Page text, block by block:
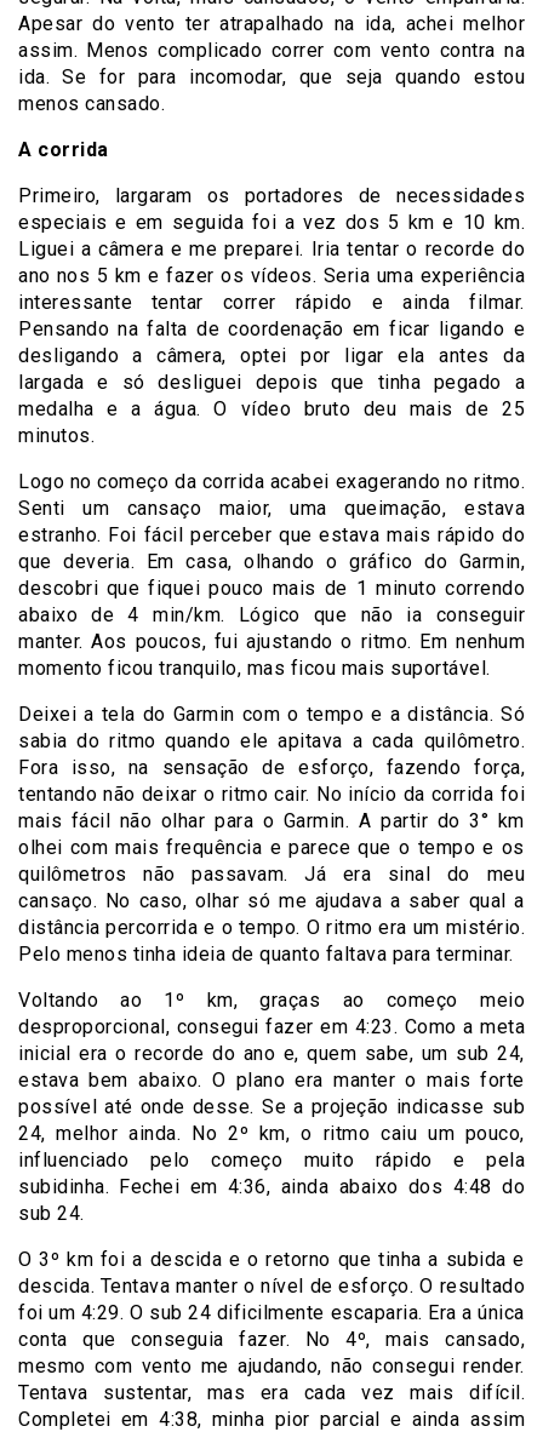
Apesar do vento ter atrapalhado na ida, achei melhor
assim. Menos complicado correr com vento contra na
ida. Se for para incomodar, que seja quando estou
menos cansado.
A corrida
Primeiro, largaram os portadores de necessidades
especiais e em seguida foi a vez dos 5 km e 10 km.
Liguei a câmera e me preparei. Iria tentar o recorde do
ano nos 5 km e fazer os vídeos. Seria uma experiência
interessante tentar correr rápido e ainda filmar.
Pensando na falta de coordenação em ficar ligando e
desligando a câmera, optei por ligar ela antes da
largada e só desliguei depois que tinha pegado a
medalha e a água. O vídeo bruto deu mais de 25
minutos.
Logo no começo da corrida acabei exagerando no ritmo.
Senti um cansaço maior, uma queimação, estava
estranho. Foi fácil perceber que estava mais rápido do
que deveria. Em casa, olhando o gráfico do Garmin,
descobri que fiquei pouco mais de 1 minuto correndo
abaixo de 4 min/km. Lógico que não ia conseguir
manter. Aos poucos, fui ajustando o ritmo. Em nenhum
momento ficou tranquilo, mas ficou mais suportável.
Deixei a tela do Garmin com o tempo e a distância. Só
sabia do ritmo quando ele apitava a cada quilômetro.
Fora isso, na sensação de esforço, fazendo força,
tentando não deixar o ritmo cair. No início da corrida foi
mais fácil não olhar para o Garmin. A partir do 3° km
olhei com mais frequência e parece que o tempo e os
quilômetros não passavam. Já era sinal do meu
cansaço. No caso, olhar só me ajudava a saber qual a
distância percorrida e o tempo. O ritmo era um mistério.
Pelo menos tinha ideia de quanto faltava para terminar.
Voltando ao 1º km, graças ao começo meio
desproporcional, consegui fazer em 4:23. Como a meta
inicial era o recorde do ano e, quem sabe, um sub 24,
estava bem abaixo. O plano era manter o mais forte
possível até onde desse. Se a projeção indicasse sub
24, melhor ainda. No 2º km, o ritmo caiu um pouco,
influenciado pelo começo muito rápido e pela
subidinha. Fechei em 4:36, ainda abaixo dos 4:48 do
sub 24.
O 3º km foi a descida e o retorno que tinha a subida e
descida. Tentava manter o nível de esforço. O resultado
foi um 4:29. O sub 24 dificilmente escaparia. Era a única
conta que conseguia fazer. No 4º, mais cansado,
mesmo com vento me ajudando, não consegui render.
Tentava sustentar, mas era cada vez mais difícil.
Completei em 4:38, minha pior parcial e ainda assim